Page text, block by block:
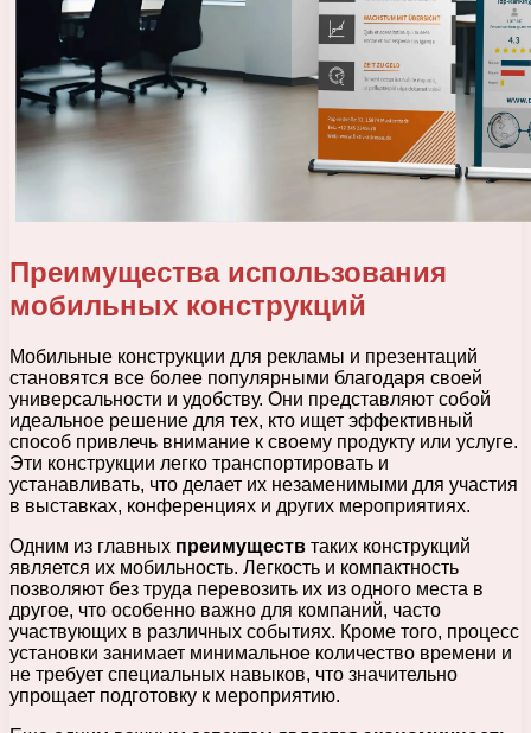
Преимущества использования
мобильных конструкций
Мобильные конструкции для рекламы и презентаций
становятся все более популярными благодаря своей
универсальности и удобству. Они представляют собой
идеальное решение для тех, кто ищет эффективный
способ привлечь внимание к своему продукту или услуге.
Эти конструкции легко транспортировать и
устанавливать, что делает их незаменимыми для участия
в выставках, конференциях и других мероприятиях.
Одним из главных преимуществ таких конструкций
является их мобильность. Легкость и компактность
позволяют без труда перевозить их из одного места в
другое, что особенно важно для компаний, часто
участвующих в различных событиях. Кроме того, процесс
установки занимает минимальное количество времени и
не требует специальных навыков, что значительно
упрощает подготовку к мероприятию.